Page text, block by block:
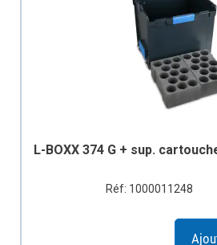
L-BOXX 374 G + sup.
Réf: 1000011248